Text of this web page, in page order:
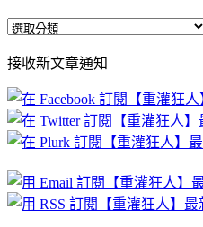
全
文
章
分
類
接收新文章通知